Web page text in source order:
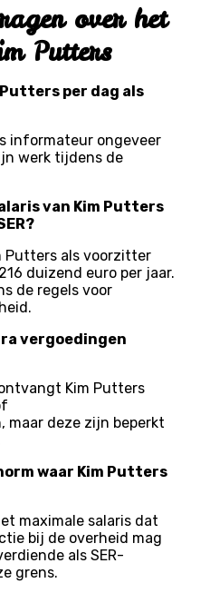
over het
Putters
per dag als
informateur ongeveer
werk tijdens de
van Kim Putters
Putters als voorzitter
duizend euro per jaar.
de regels voor
vergoedingen
Kim Putters
maar deze zijn beperkt
waar Kim Putters
maximale salaris dat
bij de overheid mag
als SER-
grens.